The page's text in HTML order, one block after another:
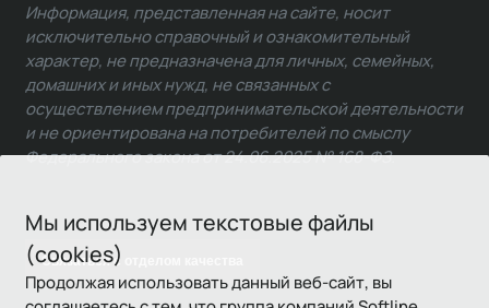
Мы используем текстовые файлы
(cookies)
Продолжая использовать данный веб-сайт, вы
Связаться с отделом качества
Информация, представленная на сайте, носит
исключительно справочный и ознакомительный
характер, не предназначена для личных, семейных,
домашних и иных нужд, не связанных с
осуществлением предпринимательской деятельности
и не ориентирована на потребителей по смыслу
Федерального закона от 24.06.2025 № 168-ФЗ.